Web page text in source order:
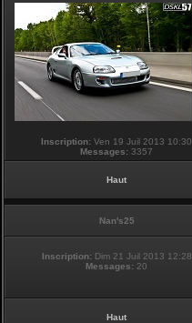
Inscription: Ven 19 Juil 2013 10:30
Messages: 3357
Haut
Nan's25
Inscription: Dim 21 Juil 2013 12:28
Messages: 20
Haut